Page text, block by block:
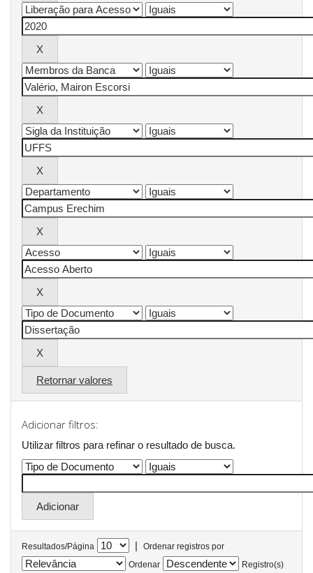
Retornar valores
Adicionar filtros:
Utilizar filtros para refinar o resultado de busca.
Resultados/Página |
Ordenar registros por
Ordenar
Registro(s)